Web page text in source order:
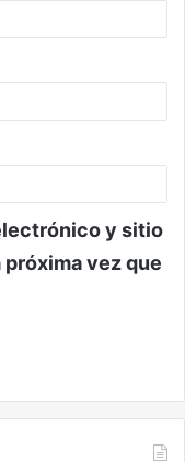
y sitio
vez que